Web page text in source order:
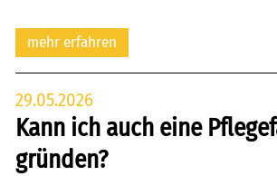
mehr erfahren
29.05.2026
Kann ich auch eine
gründen?